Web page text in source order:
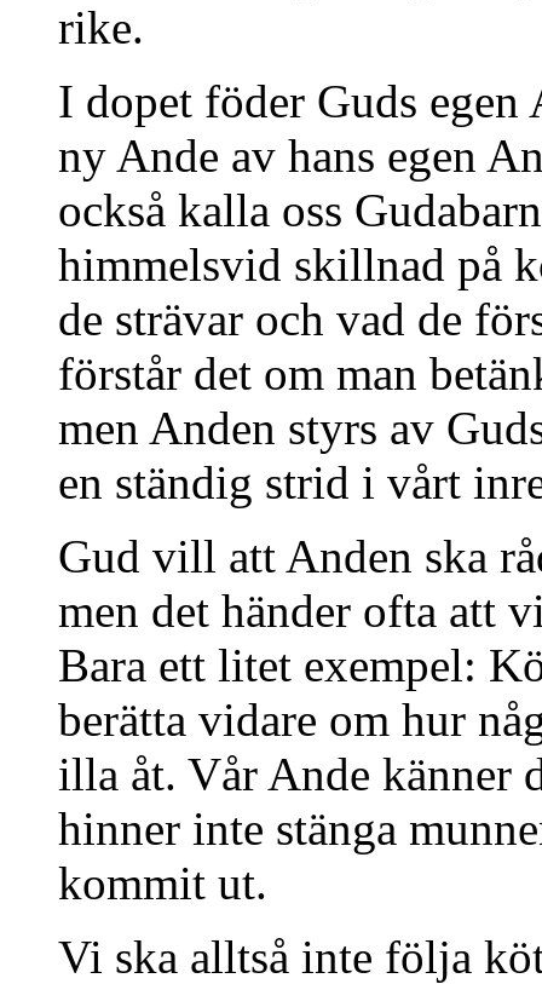
rike.
I dopet föder Guds egen
ny Ande av hans egen
också kalla oss
himmelsvid skillnad på
de strävar och vad de
förstår det om man
men Anden styrs av
en ständig strid i vårt
Gud vill att Anden ska
men det händer ofta att
Bara ett litet exempel:
berätta vidare om hur
illa åt. Vår Ande känner
hinner inte stänga
kommit ut.
Vi ska alltså inte följa